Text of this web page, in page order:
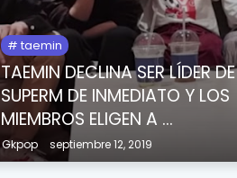
taemin
TAEMIN DECLINA SER LÍDER DE
SUPERM DE INMEDIATO Y LOS
MIEMBROS ELIGEN A ...
Gkpop septiembre 12, 2019